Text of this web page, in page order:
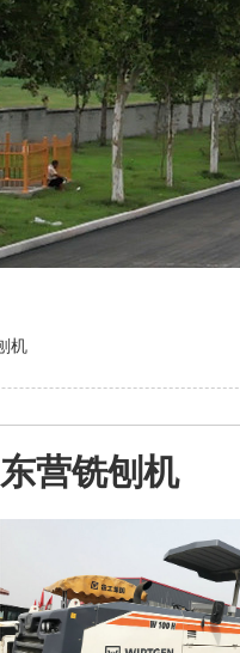
机
东营铣刨机